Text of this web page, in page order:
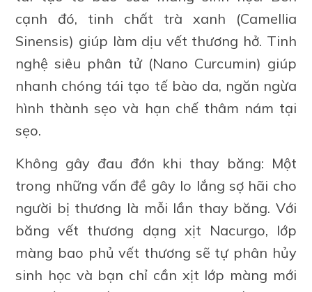
cạnh đó, tinh chất trà xanh (Camellia
Sinensis) giúp làm dịu vết thương hở. Tinh
nghệ siêu phân tử (Nano Curcumin) giúp
nhanh chóng tái tạo tế bào da, ngăn ngừa
hình thành sẹo và hạn chế thâm nám tại
sẹo.
Không gây đau đớn khi thay băng: Một
trong những vấn đề gây lo lắng sợ hãi cho
người bị thương là mỗi lần thay băng. Với
băng vết thương dạng xịt Nacurgo, lớp
màng bao phủ vết thương sẽ tự phân hủy
sinh học và bạn chỉ cần xịt lớp màng mới